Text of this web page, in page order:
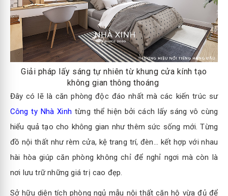
Giải pháp lấy sáng tự nhiên từ khung cửa kính tạo
không gian thông thoáng
Đây có lẽ là căn phòng độc đáo nhất mà các kiến trúc sư
Công ty Nhà Xinh từng thể hiện bởi cách lấy sáng vô cùng
hiểu quả tạo cho không gian như thêm sức sống mới. Từng
đồ nội thất như rèm cửa, kệ trang trí, đèn… kết hợp với nhau
hài hòa giúp căn phòng không chỉ để nghỉ ngơi mà còn là
nơi lưu trữ những giá trị cao đẹp.
Sở hữu diện tích phòng ngủ mẫu nội thất căn hộ vừa đủ để